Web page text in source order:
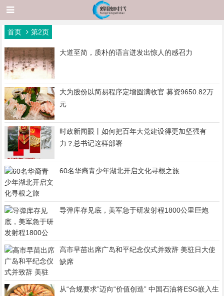
首页 第2页
大道至简，质朴的语言迸发出惊人的感召力
大为股份以简易程序定增圆满收官 募资9650.82万
元
时政新闻眼丨如何把百年大党建设得更加坚强有
力？总书记这样部署
60名华裔青少年湖北开启文化寻根之旅
导弹库存见底，美军急于研发射程1800公里巨炮
高市早苗出席广岛和平纪念仪式并致辞 美驻日大使
缺席
从“合规要求”迈向“价值创造” 中国石油将ESG嵌入生